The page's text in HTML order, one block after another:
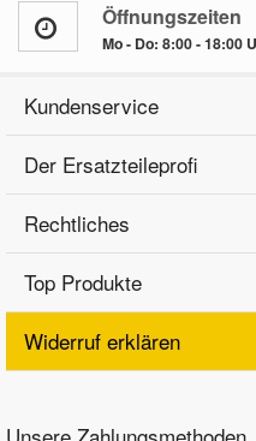
Öffnungszeiten
Mo - Do: 8:00 - 18:00
Kundenservice
Der Ersatzteileprofi
Rechtliches
Top Produkte
Widerruf erklären
Unsere Zahlungsmethoden